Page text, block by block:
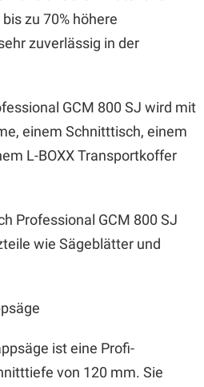
zu 70% höhere
zuverlässig in der
GCM 800 SJ wird mit
einem Schnitttisch, einem
L-BOXX Transportkoffer
Professional GCM 800 SJ
wie Sägeblätter und
ist eine Profi-
von 120 mm. Sie